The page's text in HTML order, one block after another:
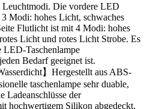
Leuchtmodi. Die vordere LED
Modi: hohes Licht, schwaches
Flutlicht ist mit 4 Modi: hohes
Licht und rotes Licht Strobe. Es
LED-Taschenlampe
Bedarf geeignet ist.
】Hergestellt aus ABS-
taschenlampe sehr duable,
Ladeanschlüsse der
hochwertigem Silikon abgedeckt,